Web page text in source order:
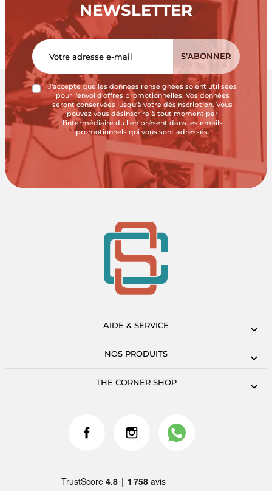
NEWSLETTER
J'accepte que les données renseignées soient utilisées
pour l'envoi d'offres promotionnelles. Vos données
seront conservées jusqu'à votre désinscription. Vous
pouvez vous désinscrire à tout moment par
l'intermédiaire du lien présent dans les emails
promotionnels qui vous sont adressés.
AIDE & SERVICE
NOS PRODUITS
THE CORNER SHOP